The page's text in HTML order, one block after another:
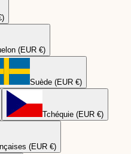
(EUR €)
Suède (EUR €)
Tchéquie (EUR €)
(EUR €)